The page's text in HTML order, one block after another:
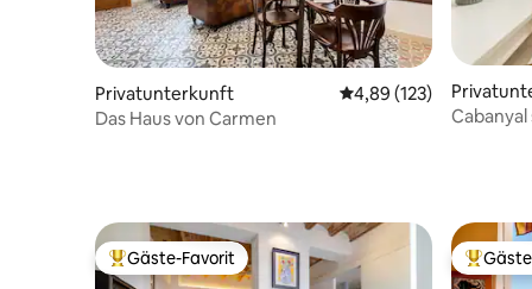
Privatunterkunft Durchschnittliche
4,89 (123)
Das Haus von Carmen
Cabanyal
vom
Beliebter Gäste-Favorit.
Gäste-Favorit